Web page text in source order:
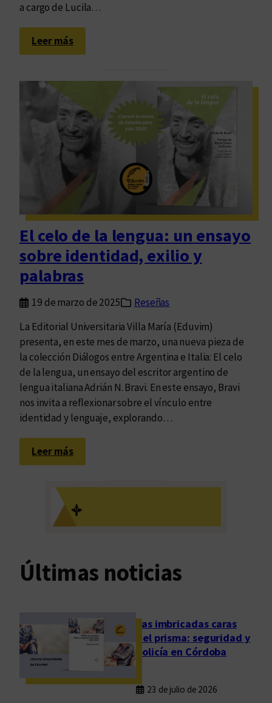
a cargo de Lucila…
Leer más:
E
u
n
d
l
p
e
r
s
o
n
s
y
l
a
s
l
e
n
g
u
El celo de la lengua: un ensayo
sobre identidad, exilio y
palabras
19 de marzo de 2025
Reseñas
La Editorial Universitaria Villa María (Eduvim)
presenta, en este mes de marzo, una nueva pieza de
la colección Diálogos entre Argentina e Italia: El celo
de la lengua, un ensayo del escritor argentino de
lengua italiana Adrián N. Bravi. En este ensayo, Bravi
nos invita a reflexionar sobre el vínculo entre
identidad y lenguaje, explorando…
Leer más:
E
e
l
e
l
e
u
Últimas noticias
Las imbricadas caras
del prisma: seguridad y
policía en Córdoba
23 de julio de 2026